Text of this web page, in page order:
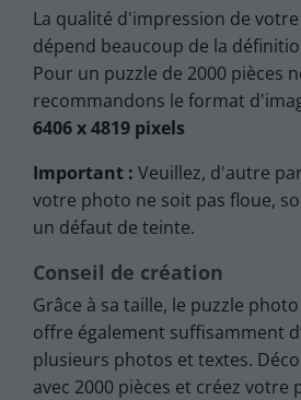
La qualité d'impression de
dépend beaucoup de la
Pour un puzzle de 2000 pièces
recommandons le format
6406 x 4819 pixels
Important : Veuillez, d'autre
votre photo ne soit pas floue,
un défaut de teinte.
Conseil de création
Grâce à sa taille, le puzzle
offre également suffisamment
plusieurs photos et textes.
avec 2000 pièces et créez votre